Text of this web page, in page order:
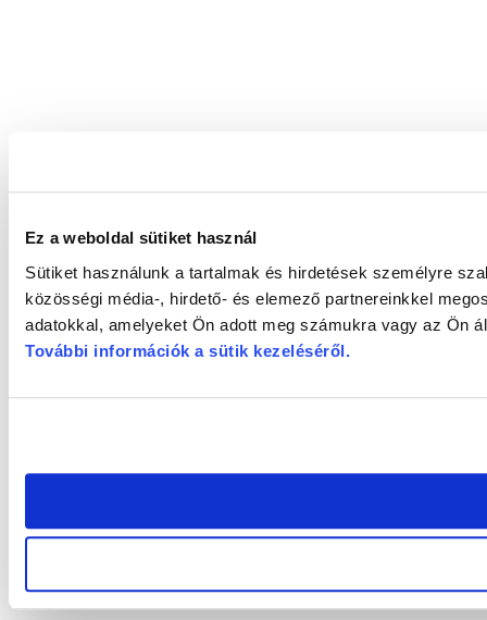
Ez a weboldal sütiket használ
Sütiket használunk a tartalmak és hirdetések személyre
közösségi média-, hirdető- és elemező partnereinkkel
adatokkal, amelyeket Ön adott meg számukra vagy az Ön
További információk a sütik kezeléséről.